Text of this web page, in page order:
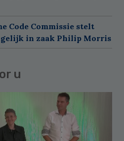
Code Commissie stelt
gelijk in zaak Philip Morris
u